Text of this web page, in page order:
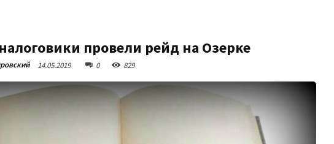
провели рейд на Озерке
14.05.2019 0 829